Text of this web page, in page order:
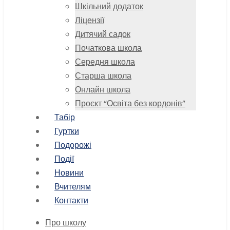
Шкільний додаток
Ліцензії
Дитячий садок
Початкова школа
Середня школа
Старша школа
Онлайн школа
Проєкт “Освіта без кордонів”
Табір
Гуртки
Подорожі
Події
Новини
Вчителям
Контакти
Про школу